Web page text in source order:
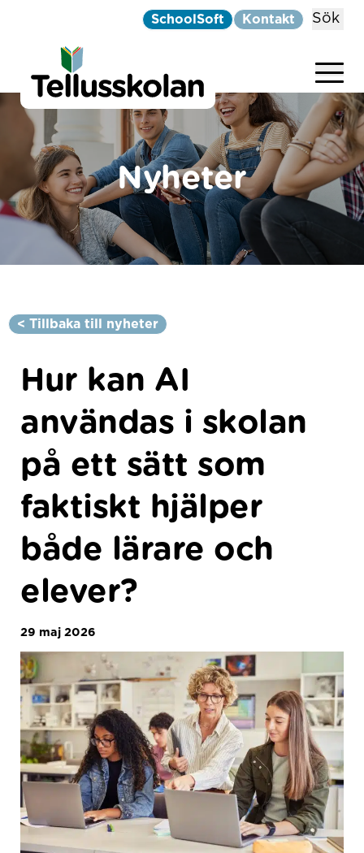
SchoolSoft Kontakt Sök
Hoppa till innehåll
Telluskolan
Nyheter
< Tillbaka till nyheter
Hur kan AI
användas i skolan
på ett sätt som
faktiskt hjälper
både lärare och
elever?
29 maj 2026